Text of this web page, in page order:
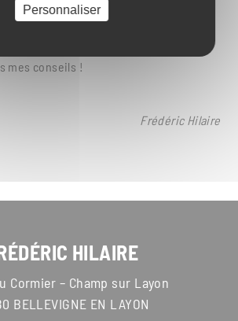
d’achat de matériel de filtration et/ou
pas à me contacter, je vous
mes conseils !
Frédéric Hilaire
HILAIRE
Cormier – Champ sur Layon
BELLEVIGNE EN LAYON
Personnaliser